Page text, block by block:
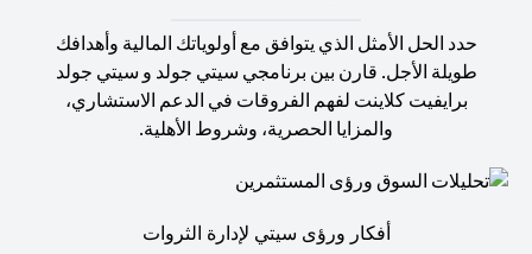
حدد الحل الأمثل الذي يتوافق مع أولوياتك المالية وأهدافك
طويلة الأجل. قارن بين برنامجي سيتي جولد و سيتي جولد
برايفيت كلاينت لفهم الفروقات في الدعم الاستشاري،
والمزايا الحصرية، وشروط الأهلية.
أفكار ورؤى سيتي لإدارة الثروات